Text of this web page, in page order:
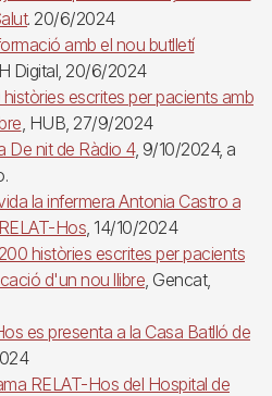
. 20/6/2024
amb el nou butlletí
Digital, 20/6/2024
escrites per pacients amb
, HUB, 27/9/2024
De nit de Ràdio 4, 9/10/2024, a
la infermera Antonia Castro a
Hos, 14/10/2024
històries escrites per pacients
d'un nou llibre, Gencat,
es presenta a la Casa Batlló de
RELAT-Hos del Hospital de